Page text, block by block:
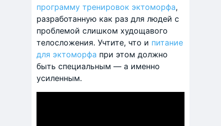
программу тренировок эктоморфа,
разработанную как раз для людей с
проблемой слишком худощавого
телосложения. Учтите, что и питание
для эктоморфа при этом должно
быть специальным — а именно
усиленным.